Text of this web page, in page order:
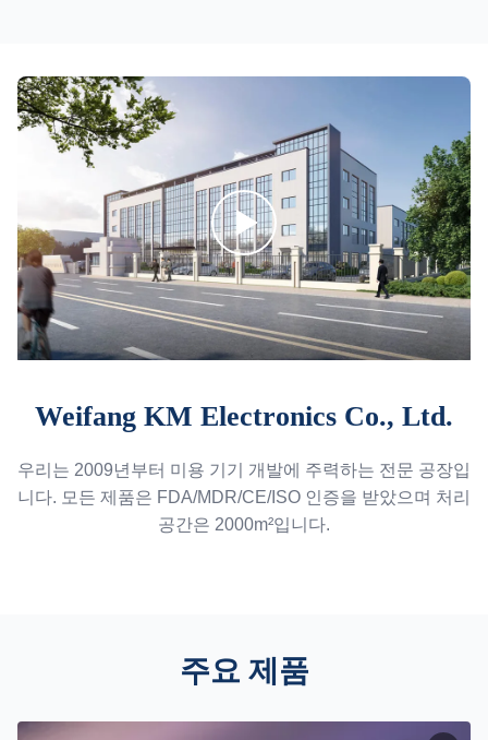
Weifang KM Electronics Co., Ltd.
우리는 2009년부터 미용 기기 개발에 주력하는 전문 공장입
니다. 모든 제품은 FDA/MDR/CE/ISO 인증을 받았으며 처리
공간은 2000m²입니다.
주요 제품